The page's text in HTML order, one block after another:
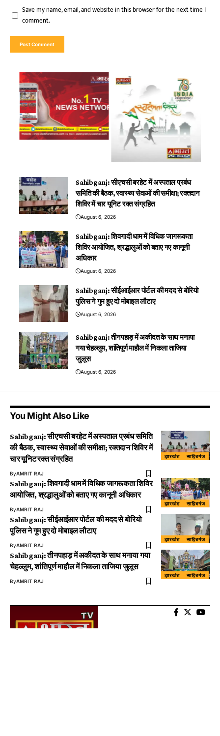
Save my name, email, and website in this browser for the next time I
comment.
Sahibganj: सीएचसी बरहेट में अस्पताल प्रबंध
समिति की बैठक, स्वास्थ्य सेवाओं की समीक्षा; रक्तदान
शिविर में चार यूनिट रक्त संग्रहित
August 6, 2026
Sahibganj: शिवगादी धाम में विधिक जागरूकता
शिविर आयोजित, श्रद्धालुओं को बताए गए कानूनी
अधिकार
August 6, 2026
Sahibganj: सीईआईआर पोर्टल की मदद से बोरियो
पुलिस ने गुम हुए दो मोबाइल लौटाए
August 6, 2026
Sahibganj: तीनपहाड़ में अकीदत के साथ मनाया
गया चेहल्लुम, शांतिपूर्ण माहौल में निकला ताजिया
जुलूस
August 6, 2026
You Might Also Like
झारखंड साहिबगंज
Sahibganj: सीएचसी बरहेट में अस्पताल प्रबंध समिति
की बैठक, स्वास्थ्य सेवाओं की समीक्षा; रक्तदान शिविर में
चार यूनिट रक्त संग्रहित
ByAMRIT RAJ
झारखंड साहिबगंज
Sahibganj: शिवगादी धाम में विधिक जागरूकता शिविर
आयोजित, श्रद्धालुओं को बताए गए कानूनी अधिकार
ByAMRIT RAJ
झारखंड साहिबगंज
Sahibganj: सीईआईआर पोर्टल की मदद से बोरियो
पुलिस ने गुम हुए दो मोबाइल लौटाए
ByAMRIT RAJ
झारखंड साहिबगंज
Sahibganj: तीनपहाड़ में अकीदत के साथ मनाया गया
चेहल्लुम, शांतिपूर्ण माहौल में निकला ताजिया जुलूस
ByAMRIT RAJ